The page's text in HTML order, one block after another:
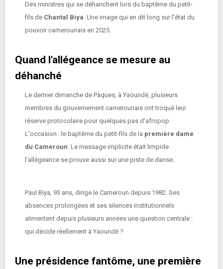
Des ministres qui se déhanchent lors du baptême du petit-
fils de Chantal Biya. Une image qui en dit long sur l'état du
pouvoir camerounais en 2025.
Quand l'allégeance se mesure au
déhanché
Le dernier dimanche de Pâques, à Yaoundé, plusieurs
membres du gouvernement camerounais ont troqué leur
réserve protocolaire pour quelques pas d'afropop.
L'occasion : le baptême du petit-fils de la première dame
du Cameroun. Le message implicite était limpide
l'allégeance se prouve aussi sur une piste de danse.
Paul Biya, 93 ans, dirige le Cameroun depuis 1982. Ses
absences prolongées et ses silences institutionnels
alimentent depuis plusieurs années une question centrale :
qui décide réellement à Yaoundé ?
Une présidence fantôme, une première